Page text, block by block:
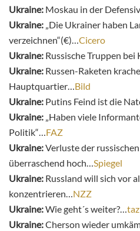
Ukraine: Moskau in der
Ukraine: „Die Ukrainer haben
verzeichnen“(€)…Cicero
Ukraine: Russische Truppen
Ukraine: Russen-Raketen
Hauptquartier…Bild
Ukraine: Putins Feind ist die
Ukraine: „Haben viele
Politik“…FAZ
Ukraine:Verluste der
überraschend hoch…Spiegel
Ukraine: Russland will sich vor
konzentrieren…NZZ
Ukraine:Wie geht´s weiter?…taz
Ukraine:Cherson wieder